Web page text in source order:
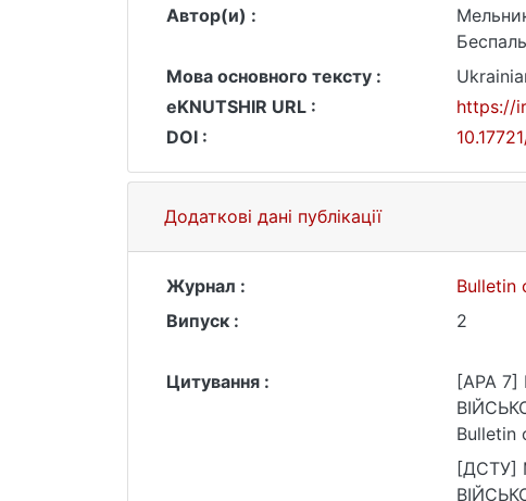
Автор(и) :
Мова основного тексту :
eKNUTSHIR URL :
https://
DOI :
Додаткові дані публікації
Журнал :
Bulletin
Випуск :
2
Цитування :
[APA
Bulletin
https://
[ДСТУ]